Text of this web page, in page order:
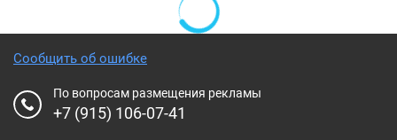
Сообщить об ошибке
По вопросам размещения рекламы
+7 (915) 106-07-41